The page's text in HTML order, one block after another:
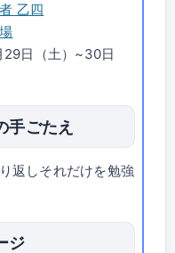
乙四
29日（土）~30日
手ごたえ
返しそれだけを勉強
ジ